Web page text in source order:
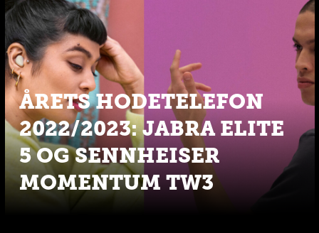
ÅRETS HODETELEFON
2022/2023: JABRA ELITE
5 OG SENNHEISER
MOMENTUM TW3